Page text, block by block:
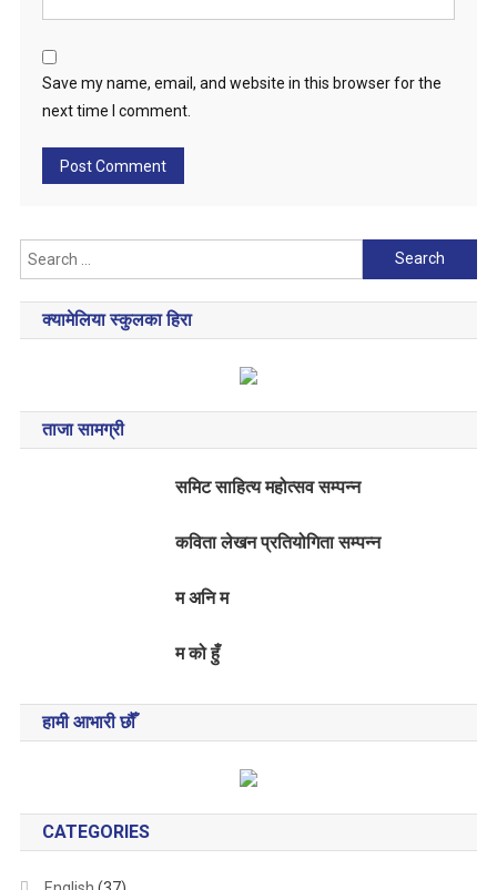
Save my name, email, and website in this browser for the
next time I comment.
Search
for:
क्यामेलिया स्कुलका हिरा
ताजा सामग्री
समिट साहित्य महोत्सव सम्पन्न
कविता लेखन प्रतियोगिता सम्पन्न
म अनि म
म को हुँ
हामी आभारी छौँ
CATEGORIES